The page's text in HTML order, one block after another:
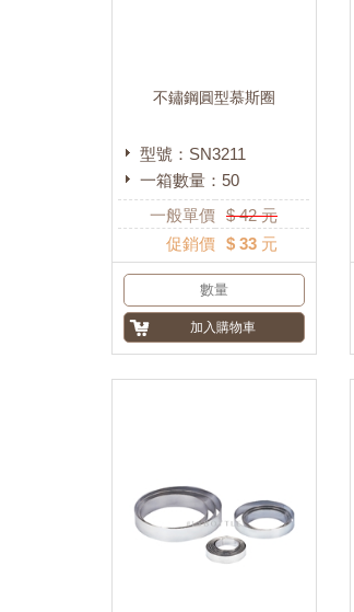
不鏽鋼圓型慕斯圈
型號：SN3211
一箱數量：50
一般單價 $42元
促銷價 $ 33 元